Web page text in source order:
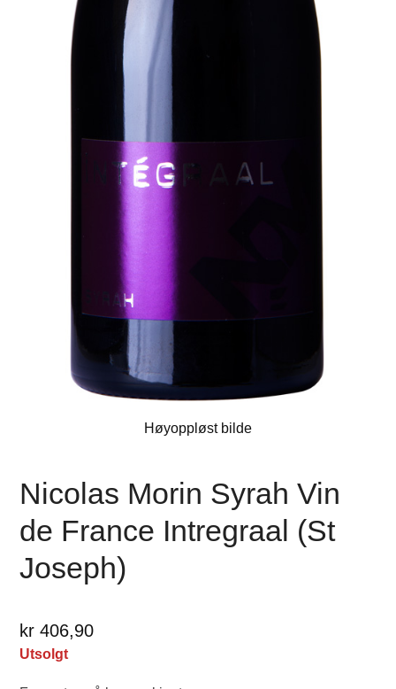
Høyoppløst bilde
Nicolas Morin Syrah Vin
de France Intregraal (St
Joseph)
kr 406,90
Utsolgt